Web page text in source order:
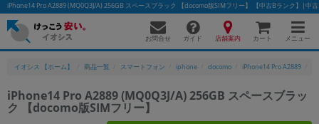
iPhone14 Pro A2889 (MQ0Q3J/A) 256GB スペースブラック 【docomo版SIMフリー】 【中古Bランク】|中
お問合せ ガイド 店舗案内 カート メニュー
イオシス 【ホーム】 商品一覧 スマートフォン iphone docomo iPhone14 Pro A2889
iPhone14 Pro A2889 (MQ0Q3J/A) 256GB スペースブラッ
ク 【docomo版SIMフリー】
かんたんパソコン検索に切り替える